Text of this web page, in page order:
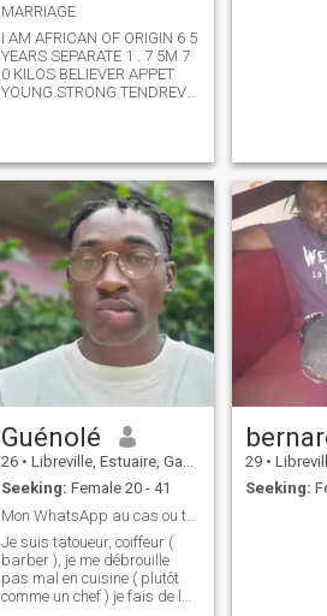
MARRIAGE
I AM AFRICAN OF ORIGIN 6 5
YEARS SEPARATE 1 . 7 5M 7
0 KILOS BELIEVER APPET
YOUNG.STRONG TENDREV
Guénolé
26 • Libreville, Estuaire, Gabon
Seeking: Female 20 - 41
Mon WhatsApp au cas ou tu peux être intéressé +241...
Je suis tatoueur, coiffeur (
barber ), je me débrouille
pas mal en cuisine ( plutôt
comme un chef ) je fais de la
29 •
Seeking: